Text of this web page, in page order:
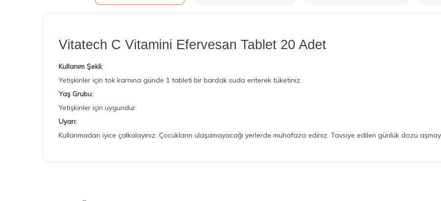
Vitatech C Vitamini Efervesan Tablet 20 Adet
Kullanım Şekli:
Yetişkinler için tok karnına günde 1 tableti bir bardak suda eriterek tüketiniz.
Yaş Grubu:
Yetişkinler için uygundur.
Uyarı:
Kullanmadan iyice çalkalayınız. Çocukların ulaşamayacağı yerlerde muhafaza ediniz. Tavsiye edilen günlük dozu